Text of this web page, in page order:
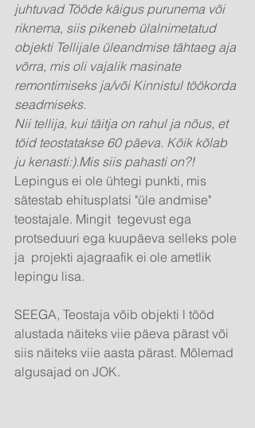
juhtuvad Tööde käigus purunema või
riknema, siis pikeneb ülalnimetatud
objekti Tellijale üleandmise tähtaeg aja
võrra, mis oli vajalik masinate
remontimiseks ja/või Kinnistul töökorda
seadmiseks.
Nii tellija, kui täitja on rahul ja nõus, et
töid teostatakse 60 päeva. Kõik kõlab
ju kenasti:).Mis siis pahasti on?!
Lepingus ei ole ühtegi punkti, mis
sätestab ehitusplatsi "üle andmise"
teostajale. Mingit  tegevust ega
protseduuri ega kuupäeva selleks pole
ja  projekti ajagraafik ei ole ametlik
lepingu lisa.
SEEGA, Teostaja võib objekti l tööd
alustada näiteks viie päeva pärast või
siis näiteks viie aasta pärast. Mõlemad
algusajad on JOK.